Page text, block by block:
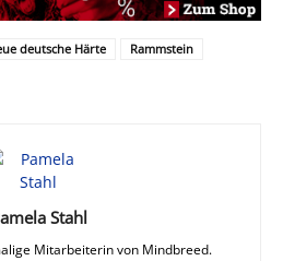
deutsche Härte
Rammstein
Stahl
Mitarbeiterin von Mindbreed.